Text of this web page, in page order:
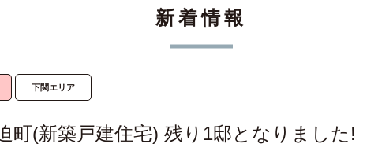
新着情報
下関エリア
町(新築戸建住宅) 残り1邸となりました!